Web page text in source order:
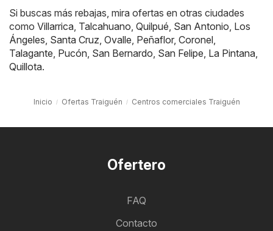
Si buscas más rebajas, mira ofertas en otras ciudades
como Villarrica Talcahuano Quilpué San Antonio Los
Ángeles Santa Cruz Ovalle Peñaflor, Coronel
Talagante Pucón San Bernardo San Felipe La Pintana
Quillota.
Inicio Ofertas Traiguén Centros comerciales Traiguén
Ofertero
FAQ
Contacto